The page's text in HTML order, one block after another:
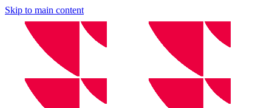
Skip to main content